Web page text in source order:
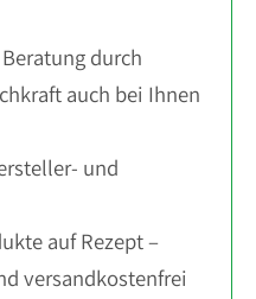
durch
auch bei Ihnen
und
auf Rezept –
versandkostenfrei